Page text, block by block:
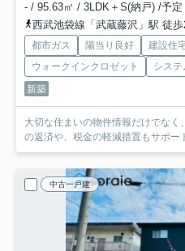
- / 95.63㎡ / 3LDK＋S(納戸) /予定
西武池袋線「武蔵藤沢」駅 徒
都市ガス 陽当り良好 建設住
ウォークインクロゼット
システ
新築
大切な住まいの物件情報だけでな
の返済や、税金の軽減措置もサポー
中古一戸建